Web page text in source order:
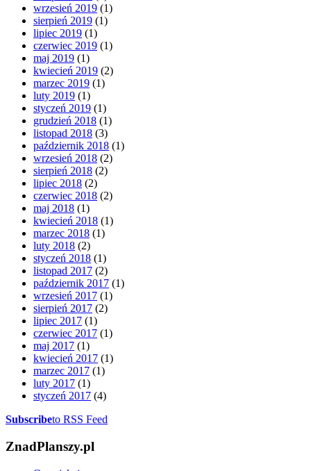
wrzesień 2019 (1)
sierpień 2019 (1)
lipiec 2019 (1)
czerwiec 2019 (1)
maj 2019 (1)
kwiecień 2019 (2)
marzec 2019 (1)
luty 2019 (1)
styczeń 2019 (1)
grudzień 2018 (1)
listopad 2018 (3)
październik 2018 (1)
wrzesień 2018 (2)
sierpień 2018 (2)
lipiec 2018 (2)
czerwiec 2018 (2)
maj 2018 (1)
kwiecień 2018 (1)
marzec 2018 (1)
luty 2018 (2)
styczeń 2018 (1)
listopad 2017 (2)
październik 2017 (1)
wrzesień 2017 (1)
sierpień 2017 (2)
lipiec 2017 (1)
czerwiec 2017 (1)
maj 2017 (1)
kwiecień 2017 (1)
marzec 2017 (1)
luty 2017 (1)
styczeń 2017 (4)
Subscribeto RSS Feed
ZnadPlanszy.pl